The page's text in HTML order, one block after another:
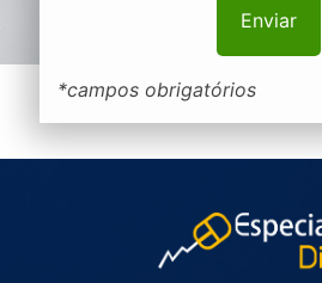
*campos obrigatórios